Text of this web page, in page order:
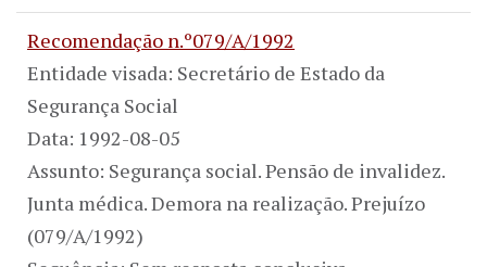
Recomendação n.º079/A/1992
Entidade visada: Secretário de Estado da
Segurança Social
Data: 1992-08-05
Assunto: Segurança social. Pensão de invalidez.
Junta médica. Demora na realização. Prejuízo
(079/A/1992)